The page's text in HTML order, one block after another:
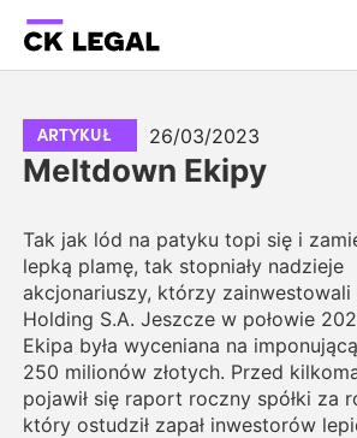
ARTYKUŁ 26/03/2023
Meltdown Ekipy
Tak jak lód na patyku topi się i
lepką plamę, tak stopniały nadzieje
akcjonariuszy, którzy zainwestowali
Holding S.A. Jeszcze w połowie
Ekipa była wyceniana na
250 milionów złotych. Przed
pojawił się raport roczny spółki za
który ostudził zapał inwestorów